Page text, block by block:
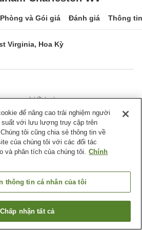
Phòng và Gói giá Đánh giá Thông
Virginia, Hoa Kỳ
Hồ bơi
Thân thiện với thú cưng
Virginia
Quận Kanawha
Wv
phòng trống
để nâng cao trải nghiệm người
suất với lưu lượng truy cập trên
tôi cũng chia sẻ thông tin về
của chúng tôi với các đối tác
và phân tích của chúng tôi. Chính
thông tin cá nhân của tôi
Chấp nhận tất cả